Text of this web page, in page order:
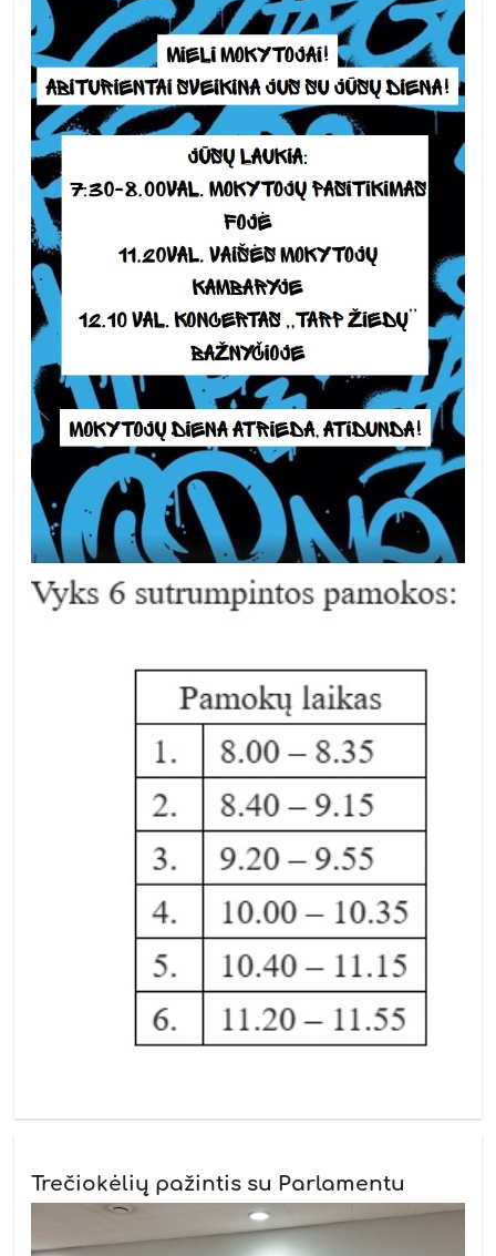
Trečiokėlių pažintis su Parlamentu